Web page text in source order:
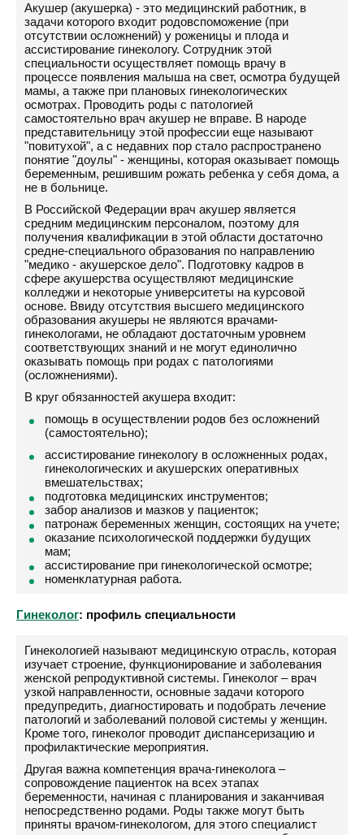
Акушер (акушерка) - это медицинский работник, в
задачи которого входит родовспоможение (при
отсутствии осложнений) у роженицы и плода и
ассистирование гинекологу. Сотрудник этой
специальности осуществляет помощь врачу в
процессе появления малыша на свет, осмотра будущей
мамы, а также при плановых гинекологических
осмотрах. Проводить роды с патологией
самостоятельно врач акушер не вправе. В народе
представительницу этой профессии еще называют
"повитухой", а с недавних пор стало распространено
понятие "доулы" - женщины, которая оказывает помощь
беременным, решившим рожать ребенка у себя дома, а
не в больнице.
В Российской Федерации врач акушер является
средним медицинским персоналом, поэтому для
получения квалификации в этой области достаточно
средне-специального образования по направлению
"медико - акушерское дело". Подготовку кадров в
сфере акушерства осуществляют медицинские
колледжи и некоторые университеты на курсовой
основе. Ввиду отсутствия высшего медицинского
образования акушеры не являются врачами-
гинекологами, не обладают достаточным уровнем
соответствующих знаний и не могут единолично
оказывать помощь при родах с патологиями
(осложнениями).
В круг обязанностей акушера входит:
помощь в осуществлении родов без осложнений
(самостоятельно);
ассистирование гинекологу в осложненных родах,
гинекологических и акушерских оперативных
вмешательствах;
подготовка медицинских инструментов;
забор анализов и мазков у пациенток;
патронаж беременных женщин, состоящих на учете;
оказание психологической поддержки будущих
мам;
ассистирование при гинекологической осмотре;
номенклатурная работа.
Гинеколог: профиль специальности
Гинекологией называют медицинскую отрасль, которая
изучает строение, функционирование и заболевания
женской репродуктивной системы. Гинеколог – врач
узкой направленности, основные задачи которого
предупредить, диагностировать и подобрать лечение
патологий и заболеваний половой системы у женщин.
Кроме того, гинеколог проводит диспансеризацию и
профилактические мероприятия.
Другая важна компетенция врача-гинеколога –
сопровождение пациенток на всех этапах
беременности, начиная с планирования и заканчивая
непосредственно родами. Роды также могут быть
приняты врачом-гинекологом, для этого специалист